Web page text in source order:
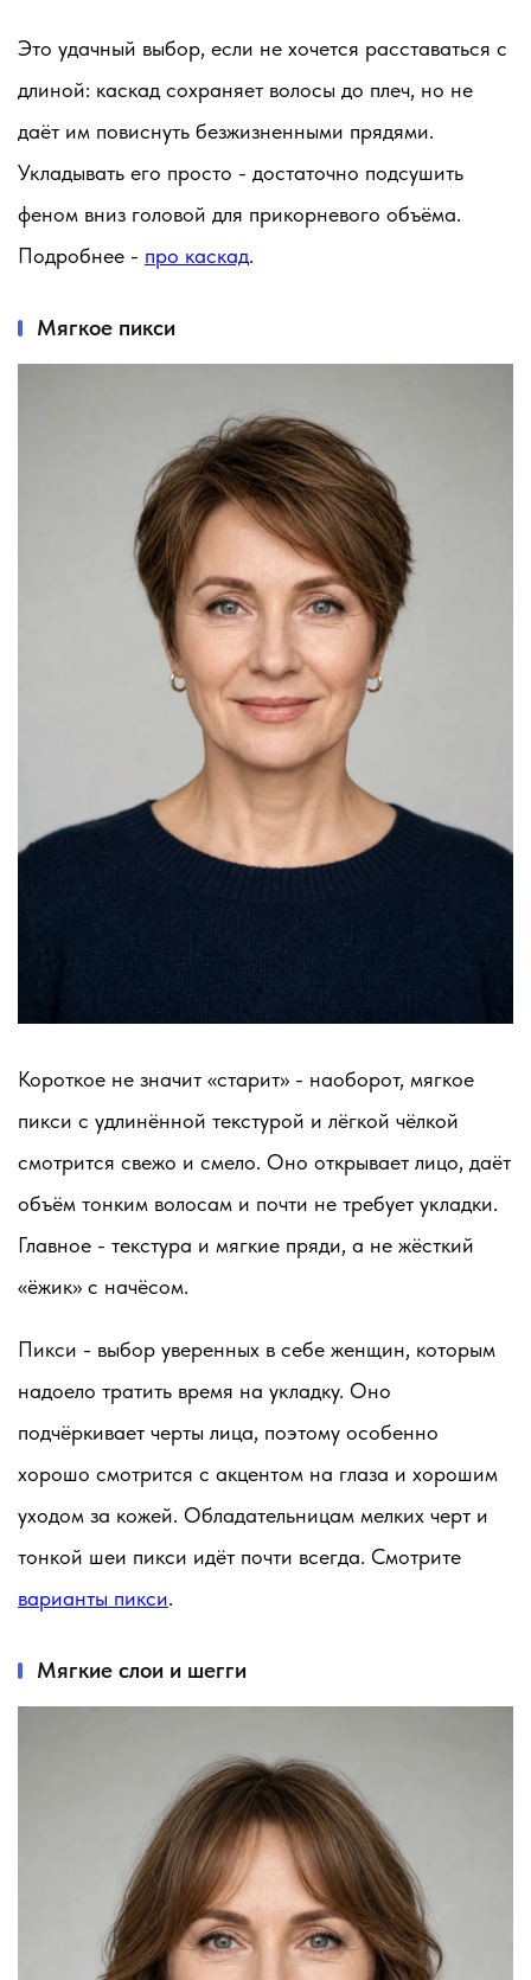
Это удачный выбор, если не хочется расставаться с
длиной: каскад сохраняет волосы до плеч, но не
даёт им повиснуть безжизненными прядями.
Укладывать его просто - достаточно подсушить
феном вниз головой для прикорневого объёма.
Подробнее - про каскад.
Мягкое пикси
Короткое не значит «старит» - наоборот, мягкое
пикси с удлинённой текстурой и лёгкой чёлкой
смотрится свежо и смело. Оно открывает лицо, даёт
объём тонким волосам и почти не требует укладки.
Главное - текстура и мягкие пряди, а не жёсткий
«ёжик» с начёсом.
Пикси - выбор уверенных в себе женщин, которым
надоело тратить время на укладку. Оно
подчёркивает черты лица, поэтому особенно
хорошо смотрится с акцентом на глаза и хорошим
уходом за кожей. Обладательницам мелких черт и
тонкой шеи пикси идёт почти всегда. Смотрите
варианты пикси.
Мягкие слои и шегги